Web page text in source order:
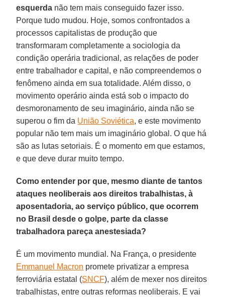
esquerda não tem mais conseguido fazer isso.
Porque tudo mudou. Hoje, somos confrontados a
processos capitalistas de produção que
transformaram completamente a sociologia da
condição operária tradicional, as relações de poder
entre trabalhador e capital, e não compreendemos o
fenômeno ainda em sua totalidade. Além disso, o
movimento operário ainda está sob o impacto do
desmoronamento de seu imaginário, ainda não se
superou o fim da União Soviética, e este movimento
popular não tem mais um imaginário global. O que há
são as lutas setoriais. É o momento em que estamos,
e que deve durar muito tempo.
Como entender por que, mesmo diante de tantos
ataques neoliberais aos direitos trabalhistas, à
aposentadoria, ao serviço público, que ocorrem
no Brasil desde o golpe, parte da classe
trabalhadora pareça anestesiada?
É um movimento mundial. Na França, o presidente
Emmanuel Macron promete privatizar a empresa
ferroviária estatal (SNCF), além de mexer nos direitos
trabalhistas, entre outras reformas neoliberais. E vai